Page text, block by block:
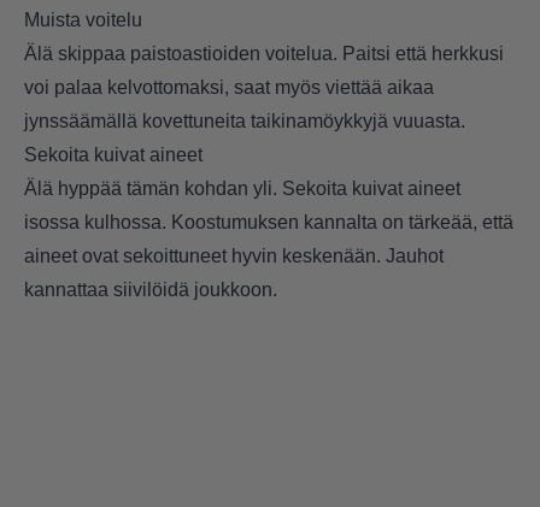
Muista voitelu
Älä skippaa paistoastioiden voitelua. Paitsi että herkkusi
voi palaa kelvottomaksi, saat myös viettää aikaa
jynssäämällä kovettuneita taikinamöykkyjä vuuasta.
Sekoita kuivat aineet
Älä hyppää tämän kohdan yli. Sekoita kuivat aineet
isossa kulhossa. Koostumuksen kannalta on tärkeää, että
aineet ovat sekoittuneet hyvin keskenään. Jauhot
kannattaa siivilöidä joukkoon.